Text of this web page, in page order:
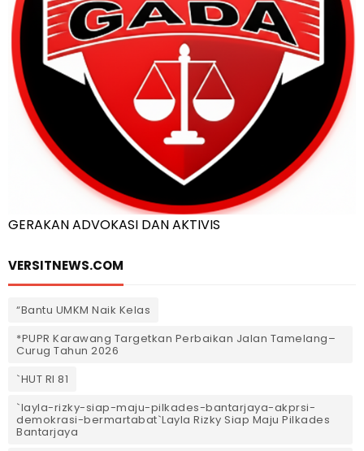
GERAKAN ADVOKASI DAN AKTIVIS
VERSITNEWS.COM
“Bantu UMKM Naik Kelas
*PUPR Karawang Targetkan Perbaikan Jalan Tamelang–
Curug Tahun 2026
`HUT RI 81
`layla-rizky-siap-maju-pilkades-bantarjaya-akprsi-
demokrasi-bermartabat`Layla Rizky Siap Maju Pilkades
Bantarjaya